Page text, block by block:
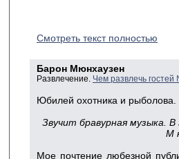
Смотреть текст полностью
Барон Мюнхаузен
Развлечение. Чем развлечь
Юбилей охотника и рыболова.
Звучит бравурная музыка.
М
Мое почтение любезной